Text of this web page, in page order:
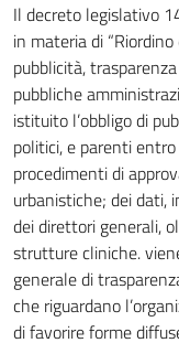
Il decreto legislativo
in materia di
pubblicità,
pubbliche
istituito l’obbligo di
politici, e parenti
procedimenti di
urbanistiche; dei dati,
dei direttori generali,
strutture cliniche.
generale di
che riguardano
di favorire forme